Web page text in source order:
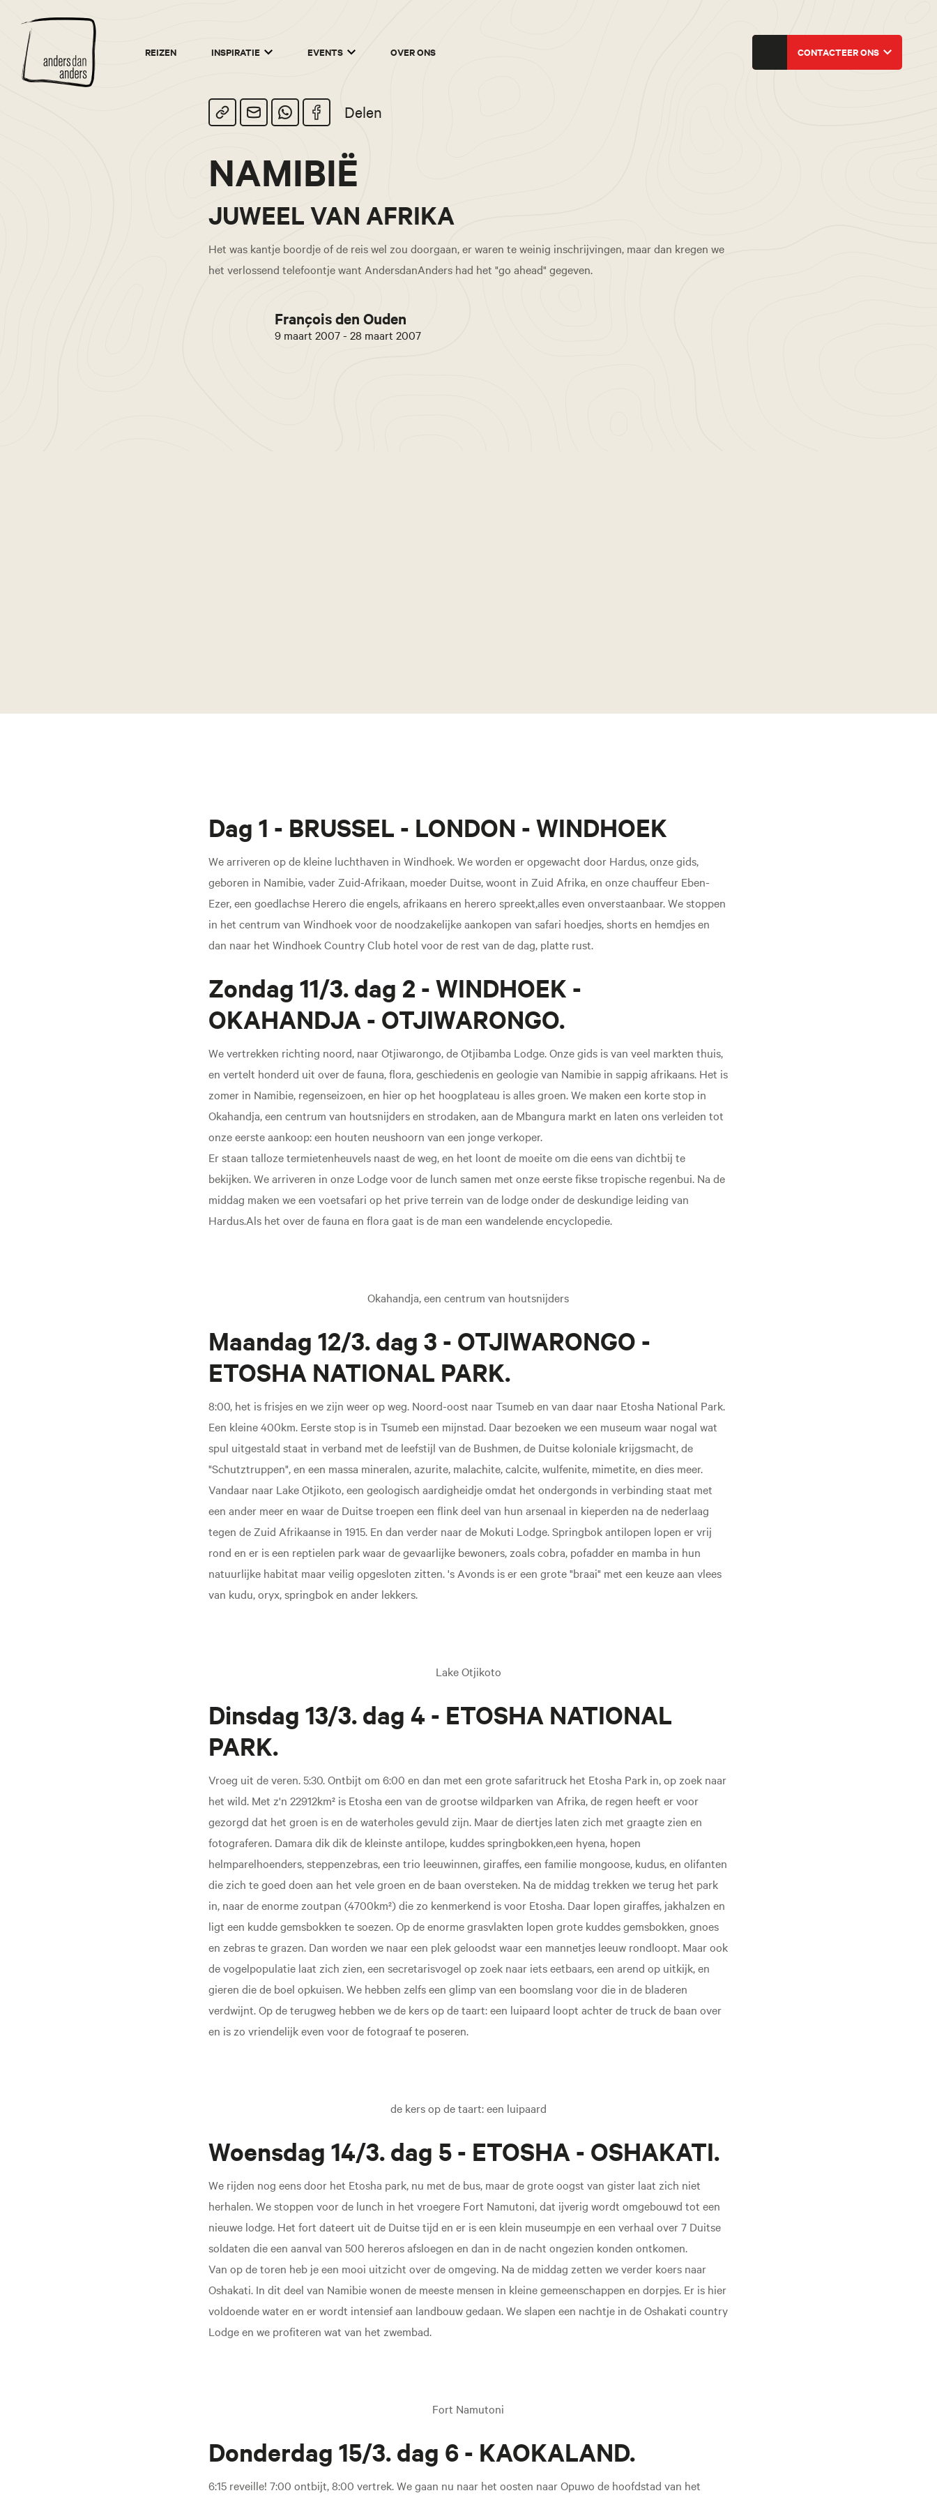
Anders
dan
Anders
REIZEN INSPIRATIE EVENTS OVER ONS CONTACTEER ONS
Delen
NAMIBIË
JUWEEL VAN AFRIKA
Het was kantje boordje of de reis wel zou doorgaan, er waren te weinig inschrijvingen, maar dan kregen we
het verlossend telefoontje want AndersdanAnders had het "go ahead" gegeven.
François den Ouden
9 maart 2007 - 28 maart 2007
Dag 1 - BRUSSEL - LONDON - WINDHOEK
We arriveren op de kleine luchthaven in Windhoek. We worden er opgewacht door Hardus, onze gids,
geboren in Namibie, vader Zuid-Afrikaan, moeder Duitse, woont in Zuid Afrika, en onze chauffeur Eben-
Ezer, een goedlachse Herero die engels, afrikaans en herero spreekt,alles even onverstaanbaar. We stoppen
in het centrum van Windhoek voor de noodzakelijke aankopen van safari hoedjes, shorts en hemdjes en
dan naar het Windhoek Country Club hotel voor de rest van de dag, platte rust.
Zondag 11/3. dag 2 - WINDHOEK -
OKAHANDJA - OTJIWARONGO.
We vertrekken richting noord, naar Otjiwarongo, de Otjibamba Lodge. Onze gids is van veel markten thuis,
en vertelt honderd uit over de fauna, flora, geschiedenis en geologie van Namibie in sappig afrikaans. Het is
zomer in Namibie, regenseizoen, en hier op het hoogplateau is alles groen. We maken een korte stop in
Okahandja, een centrum van houtsnijders en strodaken, aan de Mbangura markt en laten ons verleiden tot
onze eerste aankoop: een houten neushoorn van een jonge verkoper.
Er staan talloze termietenheuvels naast de weg, en het loont de moeite om die eens van dichtbij te
bekijken. We arriveren in onze Lodge voor de lunch samen met onze eerste fikse tropische regenbui. Na de
middag maken we een voetsafari op het prive terrein van de lodge onder de deskundige leiding van
Hardus.Als het over de fauna en flora gaat is de man een wandelende encyclopedie.
Okahandja, een centrum van houtsnijders
Maandag 12/3. dag 3 - OTJIWARONGO -
ETOSHA NATIONAL PARK.
8:00, het is frisjes en we zijn weer op weg. Noord-oost naar Tsumeb en van daar naar Etosha National Park.
Een kleine 400km. Eerste stop is in Tsumeb een mijnstad. Daar bezoeken we een museum waar nogal wat
spul uitgestald staat in verband met de leefstijl van de Bushmen, de Duitse koloniale krijgsmacht, de
"Schutztruppen", en een massa mineralen, azurite, malachite, calcite, wulfenite, mimetite, en dies meer.
Vandaar naar Lake Otjikoto, een geologisch aardigheidje omdat het ondergonds in verbinding staat met
een ander meer en waar de Duitse troepen een flink deel van hun arsenaal in kieperden na de nederlaag
tegen de Zuid Afrikaanse in 1915. En dan verder naar de Mokuti Lodge. Springbok antilopen lopen er vrij
rond en er is een reptielen park waar de gevaarlijke bewoners, zoals cobra, pofadder en mamba in hun
natuurlijke habitat maar veilig opgesloten zitten. 's Avonds is er een grote "braai" met een keuze aan vlees
van kudu, oryx, springbok en ander lekkers.
Lake Otjikoto
Dinsdag 13/3. dag 4 - ETOSHA NATIONAL
PARK.
Vroeg uit de veren. 5:30. Ontbijt om 6:00 en dan met een grote safaritruck het Etosha Park in, op zoek naar
het wild. Met z'n 22912km² is Etosha een van de grootse wildparken van Afrika, de regen heeft er voor
gezorgd dat het groen is en de waterholes gevuld zijn. Maar de diertjes laten zich met graagte zien en
fotograferen. Damara dik dik de kleinste antilope, kuddes springbokken,een hyena, hopen
helmparelhoenders, steppenzebras, een trio leeuwinnen, giraffes, een familie mongoose, kudus, en olifanten
die zich te goed doen aan het vele groen en de baan oversteken. Na de middag trekken we terug het park
in, naar de enorme zoutpan (4700km²) die zo kenmerkend is voor Etosha. Daar lopen giraffes, jakhalzen en
ligt een kudde gemsbokken te soezen. Op de enorme grasvlakten lopen grote kuddes gemsbokken, gnoes
en zebras te grazen. Dan worden we naar een plek geloodst waar een mannetjes leeuw rondloopt. Maar ook
de vogelpopulatie laat zich zien, een secretarisvogel op zoek naar iets eetbaars, een arend op uitkijk, en
gieren die de boel opkuisen. We hebben zelfs een glimp van een boomslang voor die in de bladeren
verdwijnt. Op de terugweg hebben we de kers op de taart: een luipaard loopt achter de truck de baan over
en is zo vriendelijk even voor de fotograaf te poseren.
de kers op de taart: een luipaard
Woensdag 14/3. dag 5 - ETOSHA - OSHAKATI.
We rijden nog eens door het Etosha park, nu met de bus, maar de grote oogst van gister laat zich niet
herhalen. We stoppen voor de lunch in het vroegere Fort Namutoni, dat ijverig wordt omgebouwd tot een
nieuwe lodge. Het fort dateert uit de Duitse tijd en er is een klein museumpje en een verhaal over 7 Duitse
soldaten die een aanval van 500 hereros afsloegen en dan in de nacht ongezien konden ontkomen.
Van op de toren heb je een mooi uitzicht over de omgeving. Na de middag zetten we verder koers naar
Oshakati. In dit deel van Namibie wonen de meeste mensen in kleine gemeenschappen en dorpjes. Er is hier
voldoende water en er wordt intensief aan landbouw gedaan. We slapen een nachtje in de Oshakati country
Lodge en we profiteren wat van het zwembad.
Fort Namutoni
Donderdag 15/3. dag 6 - KAOKALAND.
6:15 reveille! 7:00 ontbijt, 8:00 vertrek. We gaan nu naar het oosten naar Opuwo de hoofdstad van het